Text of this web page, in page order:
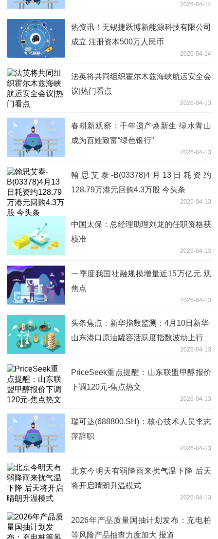
2026-04-14
热资讯！无锡捷跃博新能源科技有限公司
成立 注册资本500万人民币
2026-04-14
法英将共同组织霍尔木兹海峡航运安全会
议|热门看点
2026-04-13
春耕新观察：千年遗产焕新生 绿水青山
成为百姓致富“绿色银行”
2026-04-13
翰思艾泰-B(03378)4月13日耗资约
128.79万港元回购4.3万股 今头条
2026-04-13
中国太保：总经理助理刘龙的任职资格获
核准
2026-04-13
一季度我国社融规模增量近15万亿元 观
焦点
2026-04-13
头条焦点：新华指数监测：4月10日新华·
山东港口原油罐容活跃度指数波动上行
2026-04-13
PriceSeek重点提醒：山东联盟甲醇报价
下调120元-焦点热文
2026-04-13
瑞可达(688800.SH)：核心技术人员李志
萍辞职
2026-04-13
北京今明天有弱降雨来扰气温下降 后天
将开启晴朗升温模式
2026-04-13
2026年产品质量国抽计划发布：充电桩
等风险产品抽查力度加大 报道